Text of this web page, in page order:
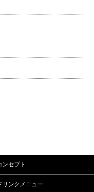
ンセプト
リンクメニュー